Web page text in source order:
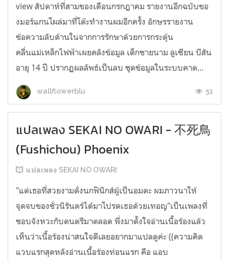
view สัปดาห์ที่สามของเดือนกรกฎาคม รายงานอีกฉบับขอ
งมอร์แกนโผล่มาที่โต๊ะทำงานผมอีกครั้ง อักษรรายงาน
ข้อความลับด้านในจากการรักษาด้วยการกระตุ้น
คลื่นแม่เหล็กไฟฟ้าเผยคลังข้อมูล เด็กชายนาม ลูเซียน บีสัน
อายุ 14 ปี ปรากฏผลลัพธ์เป็นลบ ชุดข้อมูลในระบบคาด...
wallflowerblu 51
แปลเพลง SEKAI NO OWARI - 不死鳥
(Fushichou) Phoenix
แปลเพลง SEKAI NO OWARI
"แด่เธอที่สวยงามดั่งนกฟินิกส์ผู้เป็นอมตะ ผมภาวนาให้
จุดจบของชั่วนิรันดร์ได้มาโปรดเธอด้วยเทอญ"เป็นเพลงที่
ชอบจังหวะกับดนตรีมาตลอด พึ่งมาตั้งใจอ่านเนื้อร้องแล้ว
เห็นว่าเนื้อร้องน่าสนใจดีเลยอยากมาแปลดูค่ะ ((ความคิด
แวบแรกสุดหลังอ่านเนื้อร้องท่อนแรก คือ แอบ